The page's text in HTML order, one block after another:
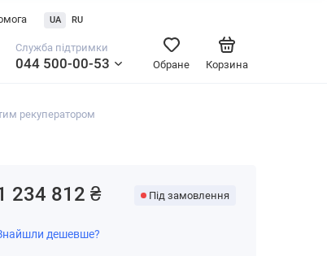
UA RU
Служба підтримки
044 500-00-53 Корзина
Обране
рекуператором
234 812 ₴ Під замовлення
дешевше?